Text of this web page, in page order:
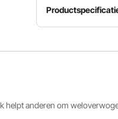
helpt anderen om